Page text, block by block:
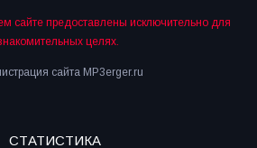
сайте предоставлены исключительно для
целях.
сайта MP3erger.ru
СТАТИСТИКА